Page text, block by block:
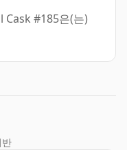
#185은(는)